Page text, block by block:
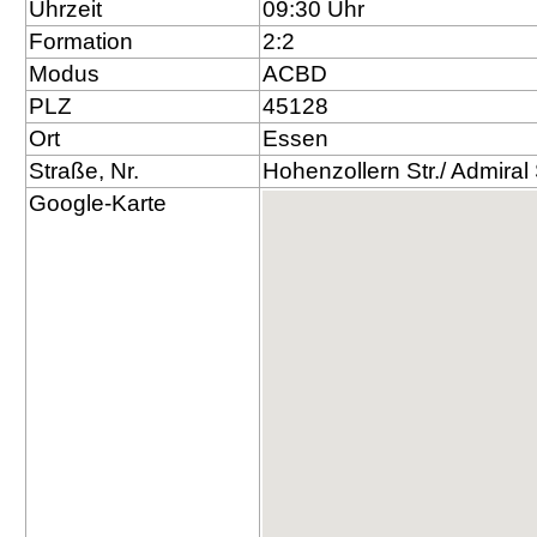
Uhrzeit
09:30 Uhr
Formation
2:2
Modus
ACBD
PLZ
45128
Ort
Essen
Straße, Nr.
Hohenzollern Str./ Admiral
Google-Karte